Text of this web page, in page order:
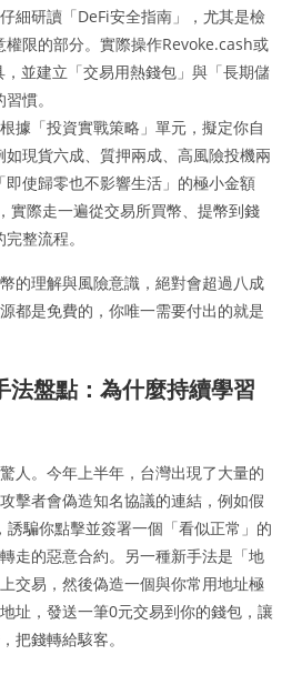
細研讀「DeFi安全指南」，尤其是檢
權限的部分。實際操作Revoke.cash或
並建立「交易用熱錢包」與「長期儲
慣。
據「投資實戰策略」單元，擬定你自
現貨六成、質押兩成、高風險投機兩
即使歸零也不影響生活」的極小金額
實際走一遍從交易所買幣、提幣到錢
整流程。
的理解與風險意識，絕對會超過八成
都是免費的，你唯一需要付出的就是
法盤點：為什麼持續學習
人。今年上半年，台灣出現了大量的
擊者會偽造知名協議的連結，例如假
騙你點擊並簽署一個「看似正常」的
走的惡意合約。另一種新手法是「地
交易，然後偽造一個與你常用地址極
址，發送一筆0元交易到你的錢包，讓
把錢轉給駭客。